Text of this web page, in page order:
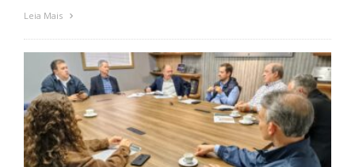
Leia Mais